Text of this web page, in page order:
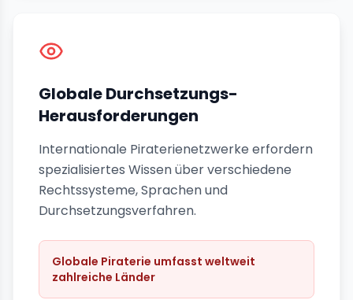
Globale Durchsetzungs-
Herausforderungen
Internationale Piraterienetzwerke erfordern
spezialisiertes Wissen über verschiedene
Rechtssysteme, Sprachen und
Durchsetzungsverfahren.
Globale Piraterie umfasst weltweit
zahlreiche Länder